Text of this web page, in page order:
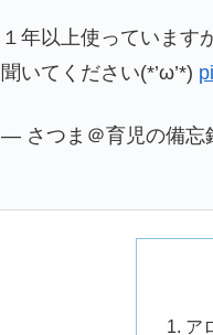
１年以上使っています
聞いてください(*’ω’*)
— さつま＠育児の備忘
ア